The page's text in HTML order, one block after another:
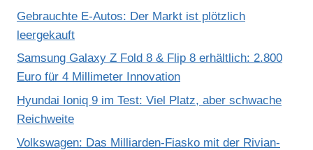
Gebrauchte E-Autos: Der Markt ist plötzlich
leergekauft
Samsung Galaxy Z Fold 8 & Flip 8 erhältlich: 2.800
Euro für 4 Millimeter Innovation
Hyundai Ioniq 9 im Test: Viel Platz, aber schwache
Reichweite
Volkswagen: Das Milliarden-Fiasko mit der Rivian-